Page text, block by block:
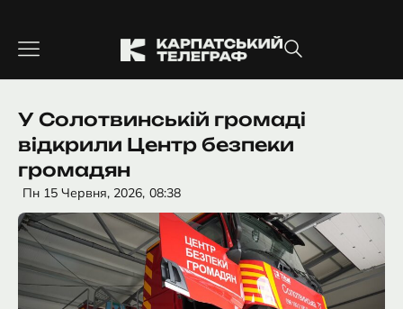
вмісту
У Солотвинській громаді
відкрили Центр безпеки
громадян
Пн 15 Червня, 2026, 08:38